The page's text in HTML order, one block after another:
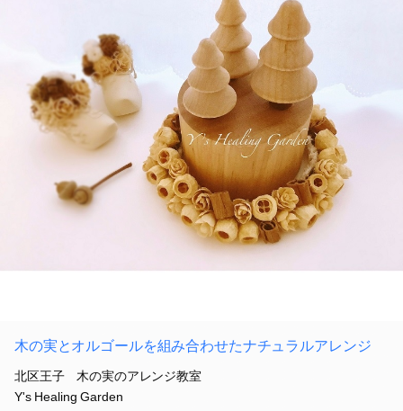
木の実とオルゴールを組み合わせたナチュラルアレンジ
北区王子 木の実のアレンジ教室
Y's Healing Garden